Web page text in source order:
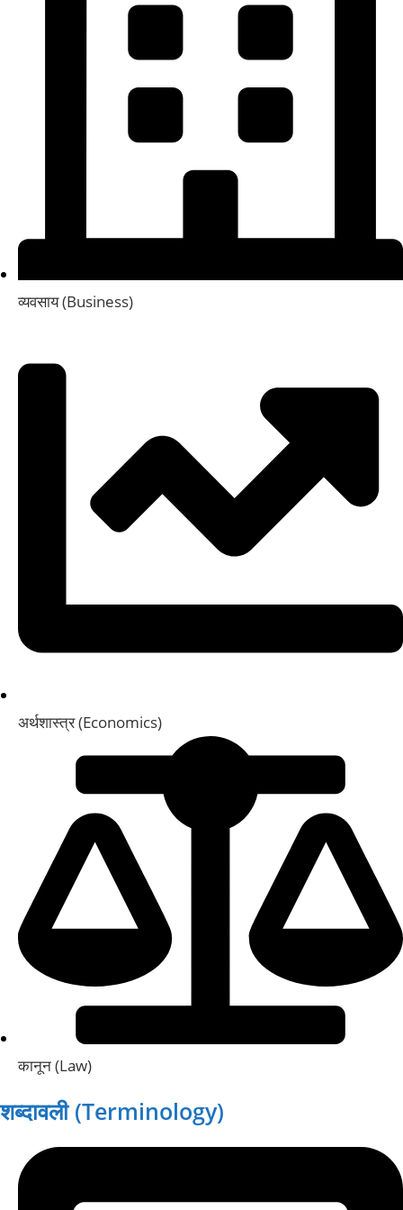
व्यवसाय (Business)
अर्थशास्त्र (Economics)
कानून (Law)
शब्दावली (Terminology)